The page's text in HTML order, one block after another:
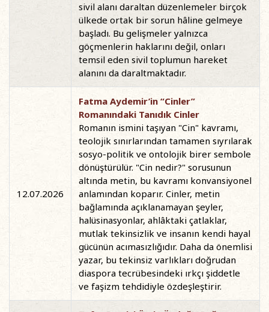
sivil alanı daraltan düzenlemeler birçok
ülkede ortak bir sorun hâline gelmeye
başladı. Bu gelişmeler yalnızca
göçmenlerin haklarını değil, onları
temsil eden sivil toplumun hareket
alanını da daraltmaktadır.
12.07.2026
Fatma Aydemir’in “Cinler”
Romanındaki Tanıdık Cinler
Romanın ismini taşıyan "Cin" kavramı,
teolojik sınırlarından tamamen sıyrılarak
sosyo-politik ve ontolojik birer sembole
dönüştürülür. "Cin nedir?" sorusunun
altında metin, bu kavramı konvansiyonel
anlamından koparır. Cinler, metin
bağlamında açıklanamayan şeyler,
halüsinasyonlar, ahlâktaki çatlaklar,
mutlak tekinsizlik ve insanın kendi hayal
gücünün acımasızlığıdır. Daha da önemlisi
yazar, bu tekinsiz varlıkları doğrudan
diaspora tecrübesindeki ırkçı şiddetle
ve faşizm tehdidiyle özdeşleştirir.